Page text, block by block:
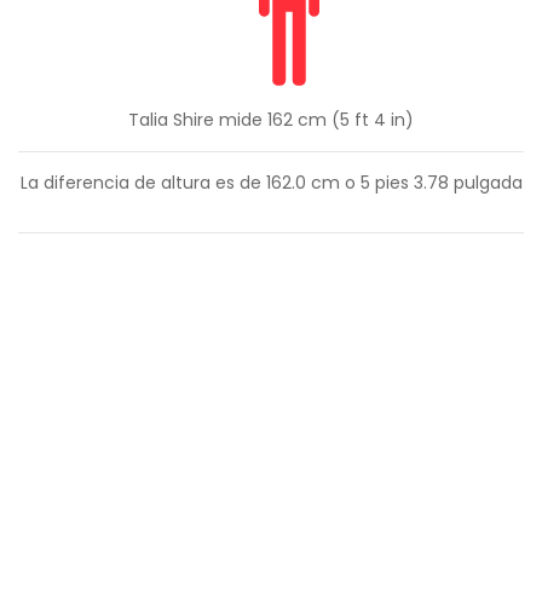
Talia Shire mide 162 cm (5 ft 4 in)
La diferencia de altura es de 162.0 cm o 5 pies 3.78 pulgada